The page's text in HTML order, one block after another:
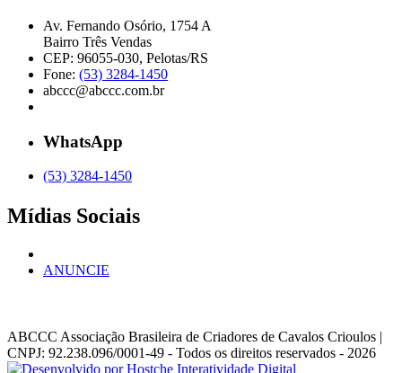
Av. Fernando Osório, 1754 A
Bairro Três Vendas
CEP: 96055-030, Pelotas/RS
Fone: (53) 3284-1450
abccc@abccc.com.br
WhatsApp
(53) 3284-1450
Mídias Sociais
ANUNCIE
ABCCC Associação Brasileira de Criadores de Cavalos Crioulos |
CNPJ: 92.238.096/0001-49 - Todos os direitos reservados - 2026